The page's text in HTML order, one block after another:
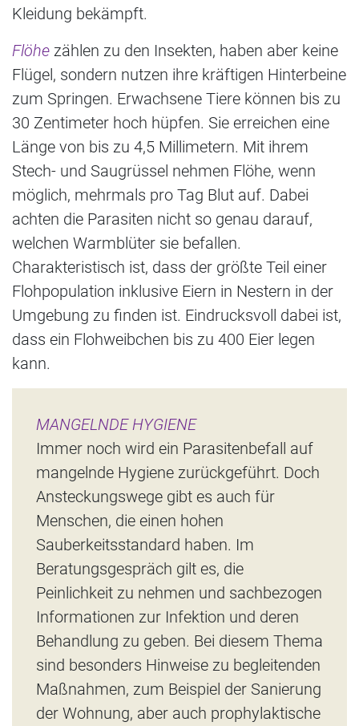
Kleidung bekämpft.
Flöhe zählen zu den Insekten, haben aber keine
Flügel, sondern nutzen ihre kräftigen Hinterbeine
zum Springen. Erwachsene Tiere können bis zu
30 Zentimeter hoch hüpfen. Sie erreichen eine
Länge von bis zu 4,5 Millimetern. Mit ihrem
Stech- und Saugrüssel nehmen Flöhe, wenn
möglich, mehrmals pro Tag Blut auf. Dabei
achten die Parasiten nicht so genau darauf,
welchen Warmblüter sie befallen.
Charakteristisch ist, dass der größte Teil einer
Flohpopulation inklusive Eiern in Nestern in der
Umgebung zu finden ist. Eindrucksvoll dabei ist,
dass ein Flohweibchen bis zu 400 Eier legen
kann.
MANGELNDE HYGIENE
Immer noch wird ein Parasitenbefall auf
mangelnde Hygiene zurückgeführt. Doch
Ansteckungswege gibt es auch für
Menschen, die einen hohen
Sauberkeitsstandard haben. Im
Beratungsgespräch gilt es, die
Peinlichkeit zu nehmen und sachbezogen
Informationen zur Infektion und deren
Behandlung zu geben. Bei diesem Thema
sind besonders Hinweise zu begleitenden
Maßnahmen, zum Beispiel der Sanierung
der Wohnung, aber auch prophylaktische